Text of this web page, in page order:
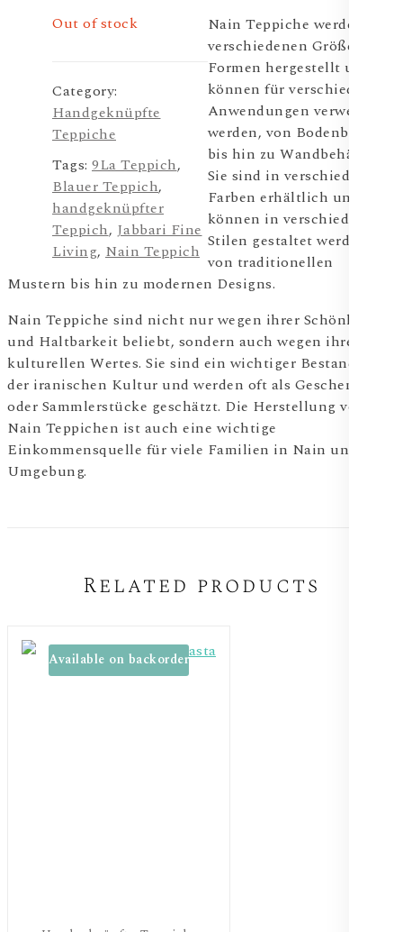
Out of stock
Category:
Handgeknüpfte
Teppiche
Tags: 9La Teppich,
Blauer Teppich,
handgeknüpfter
Teppich, Jabbari Fine
Living, Nain Teppich
Nain Teppiche werden in
verschiedenen Größen und
Formen hergestellt und
können für verschiedene
Anwendungen verwendet
werden, von Bodenbelägen
bis hin zu Wandbehängen.
Sie sind in verschiedenen
Farben erhältlich und
können in verschiedenen
Stilen gestaltet werden,
von traditionellen
Mustern bis hin zu modernen Designs.
Nain Teppiche sind nicht nur wegen ihrer Schönheit
und Haltbarkeit beliebt, sondern auch wegen ihres
kulturellen Wertes. Sie sind ein wichtiger Bestandteil
der iranischen Kultur und werden oft als Geschenke
oder Sammlerstücke geschätzt. Die Herstellung von
Nain Teppichen ist auch eine wichtige
Einkommensquelle für viele Familien in Nain und der
Umgebung.
Related products
Available on backorder